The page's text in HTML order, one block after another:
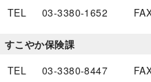
TEL
03-3380-1652
すこやか保険課
TEL
03-3380-8447